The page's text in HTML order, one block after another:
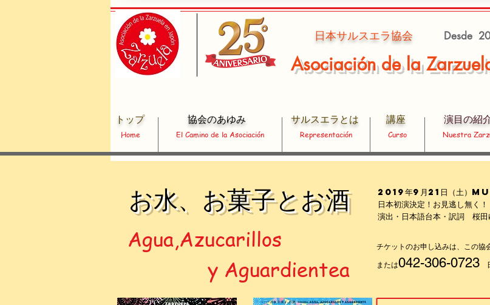
​日本サルスエラ協会
Asociación de la
Desde
Home El Camino de la Asociación Representación Curso Nuestra
演目の紹
講座​
​トップ​ ​サルスエラ とは
協会のあゆみ
​お水、お菓子とお酒
2019年9月21日（土）
日本初演決定！お見逃し無く！
演出・日本語台本・訳詞 桜田
Agua,Azucarillos
y Aguardientea
チケットのお申し込みは、この協
または042-306-0723